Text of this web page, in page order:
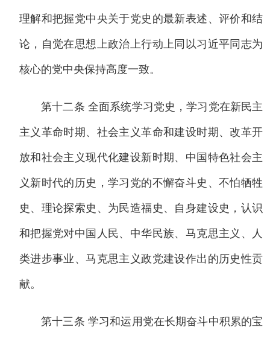
理解和把握党中央关于党史的最新表述、评价和结
论，自觉在思想上政治上行动上同以习近平同志为
核心的党中央保持高度一致。
第十二条 全面系统学习党史，学习党在新民主
主义革命时期、社会主义革命和建设时期、改革开
放和社会主义现代化建设新时期、中国特色社会主
义新时代的历史，学习党的不懈奋斗史、不怕牺牲
史、理论探索史、为民造福史、自身建设史，认识
和把握党对中国人民、中华民族、马克思主义、人
类进步事业、马克思主义政党建设作出的历史性贡
献。
第十三条 学习和运用党在长期奋斗中积累的宝